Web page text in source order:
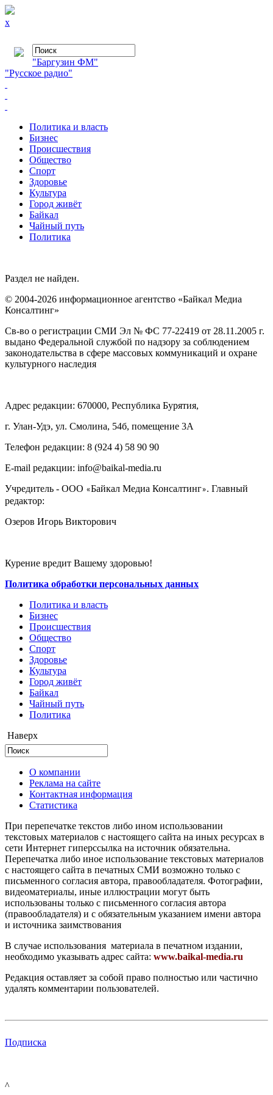
x
"Баргузин ФМ"
"Русское радио"
Политика и власть
Бизнес
Происшествия
Общество
Cпорт
Здоровье
Культура
Город живёт
Байкал
Чайный путь
Политика
Раздел не найден.
© 2004-2026 информационное агентство «Байкал Медиа
Консалтинг»
Св-во о регистрации СМИ Эл № ФС 77-22419 от 28.11.2005 г.
выдано Федеральной службой по надзору за соблюдением
законодательства в сфере массовых коммуникаций и охране
культурного наследия
Адрес редакции: 670000, Республика Бурятия,
г. Улан-Удэ, ул. Смолина, 54б, помещение 3А
Телефон редакции: ‎‎8 (924 4) 58 90 90
E-mail редакции: info@baikal-media.ru
Учредитель - ООО «Байкал Медиа Консалтинг». Главный
редактор:
Озеров Игорь Викторович
Курение вредит Вашему здоровью!
Политика обработки персональных данных
Политика и власть
Бизнес
Происшествия
Общество
Cпорт
Здоровье
Культура
Город живёт
Байкал
Чайный путь
Политика
Наверх
О компании
Реклама на сайте
Контактная информация
Статистика
При перепечатке текстов либо ином использовании
текстовых материалов с настоящего сайта на иных ресурсах в
сети Интернет гиперссылка на источник обязательна.
Перепечатка либо иное использование текстовых материалов
с настоящего сайта в печатных СМИ возможно только с
письменного согласия автора, правообладателя. Фотографии,
видеоматериалы, иные иллюстрации могут быть
использованы только с письменного согласия автора
(правообладателя) и с обязательным указанием имени автора
и источника заимствования
В случае использования материала в печатном издании,
необходимо указывать адрес сайта: www.baikal-media.ru
Редакция оставляет за собой право полностью или частично
удалять комментарии пользователей.
Подписка
^